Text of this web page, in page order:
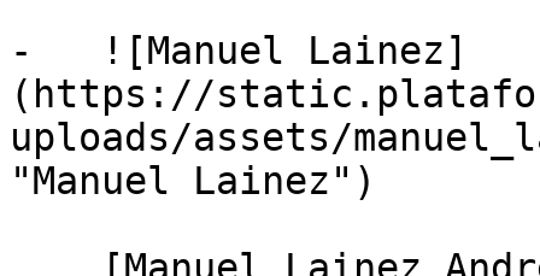
-   ![Manuel Lainez]
(https://
uploads/assets/
"Manuel Lainez")